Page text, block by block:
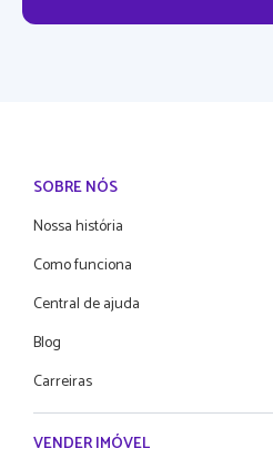
SOBRE NÓS
Nossa história
Como funciona
Central de ajuda
Blog
Carreiras
VENDER IMÓVEL